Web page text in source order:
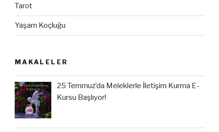
Tarot
Yaşam Koçluğu
MAKALELER
25 Temmuz’da Meleklerle İletişim Kurma E-
Kursu Başlıyor!